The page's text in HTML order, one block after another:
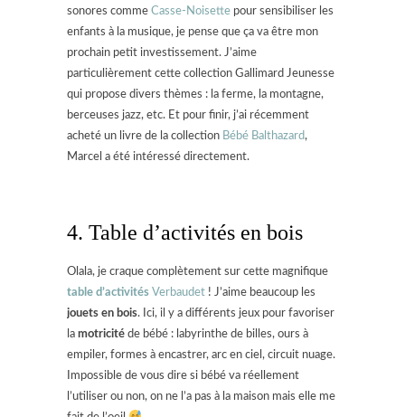
sonores comme Casse-Noisette pour sensibiliser les
enfants à la musique, je pense que ça va être mon
prochain petit investissement. J’aime
particulièrement cette collection Gallimard Jeunesse
qui propose divers thèmes : la ferme, la montagne,
berceuses jazz, etc. Et pour finir, j’ai récemment
acheté un livre de la collection Bébé Balthazard,
Marcel a été intéressé directement.
4. Table d’activités en bois
Olala, je craque complètement sur cette magnifique
table d’activités Verbaudet ! J’aime beaucoup les
jouets en bois. Ici, il y a différents jeux pour favoriser
la motricité de bébé : labyrinthe de billes, ours à
empiler, formes à encastrer, arc en ciel, circuit nuage.
Impossible de vous dire si bébé va réellement
l’utiliser ou non, on ne l’a pas à la maison mais elle me